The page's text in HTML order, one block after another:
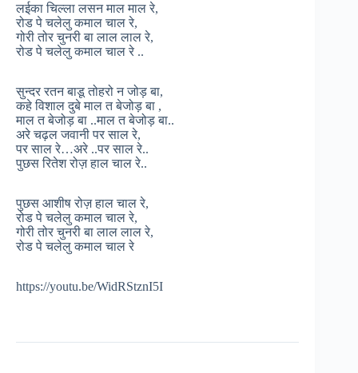
लईका चिल्ला लसन माल माल रे,
रोड पे चलेलु कमाल चाल रे,
गोरी तोर चुनरी बा लाल लाल रे,
रोड पे चलेलु कमाल चाल रे ..
सुन्दर रतन बाडू तोहरो न जोड़ बा,
कहे विशाल दुबे माल त बेजोड़ बा ,
माल त बेजोड़ बा ..माल त बेजोड़ बा..
अरे चढ़ल जवानी पर साल रे,
पर साल रे…अरे ..पर साल रे..
पुछस रितेश रोज़ हाल चाल रे..
पुछस आशीष रोज़ हाल चाल रे,
रोड पे चलेलु कमाल चाल रे,
गोरी तोर चुनरी बा लाल लाल रे,
रोड पे चलेलु कमाल चाल रे
https://youtu.be/WidRStznI5I